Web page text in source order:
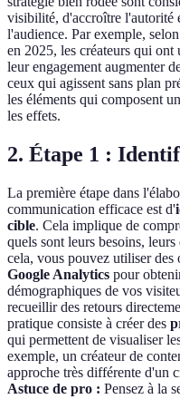
visibilité, d'accroître l'autorité
l'audience. Par exemple,
en 2025, les créateurs qui
leur engagement augmenter
ceux qui agissent sans plan
les éléments qui composent
les effets.
2. Étape 1 :
La première étape dans
communication efficace est d'
cible. Cela implique de
quels sont leurs besoins,
cela, vous pouvez utiliser des
Google Analytics pour
démographiques de vos
recueillir des retours
pratique consiste à créer des
qui permettent de visualiser
exemple, un créateur de
approche très différente d'un
Astuce de pro : Pensez à la